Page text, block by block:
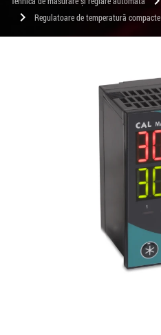
chevron_right Regulatoare de temperatură compacte